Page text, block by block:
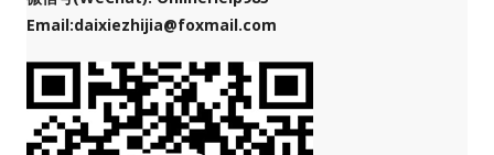
Email:daixiezhijia@foxmail.com